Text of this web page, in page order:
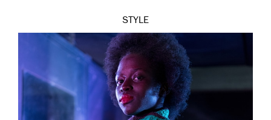
STYLE